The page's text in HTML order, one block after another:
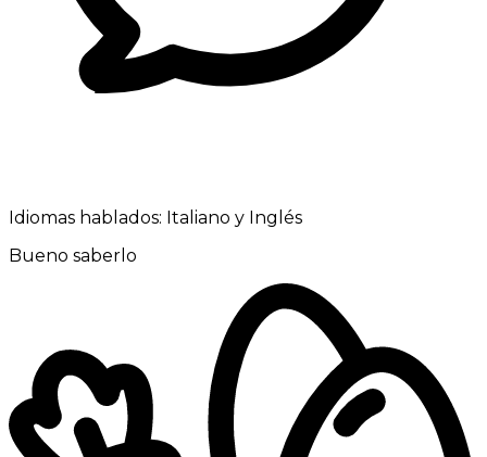
Idiomas hablados: Italiano y Inglés
Bueno saberlo